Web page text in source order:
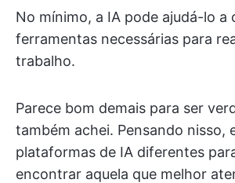
No mínimo, a IA pode ajudá-lo a
ferramentas necessárias para
trabalho.
Parece bom demais para ser
também achei. Pensando nisso,
plataformas de IA diferentes
encontrar aquela que melhor